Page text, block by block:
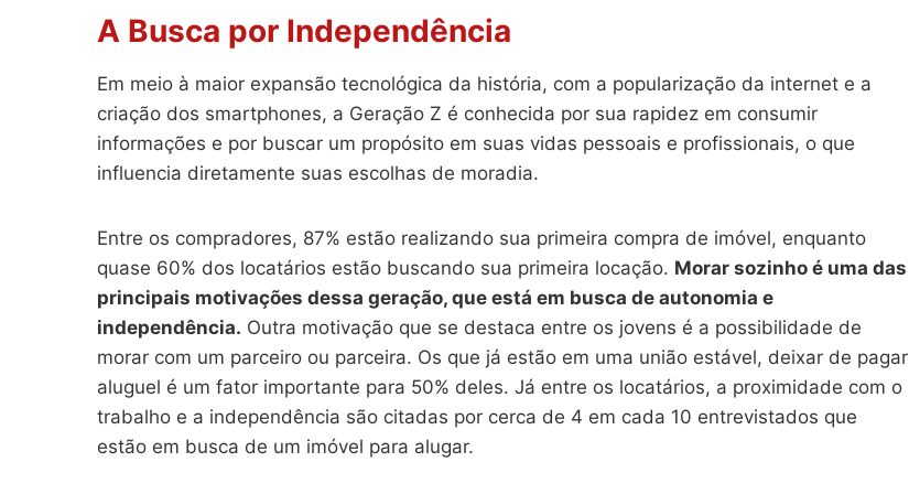
A Busca por Independência
Em meio à maior expansão tecnológica da história, com a popularização da internet e a
criação dos smartphones, a Geração Z é conhecida por sua rapidez em consumir
informações e por buscar um propósito em suas vidas pessoais e profissionais, o que
influencia diretamente suas escolhas de moradia.
Entre os compradores, 87% estão realizando sua primeira compra de imóvel, enquanto
quase 60% dos locatários estão buscando sua primeira locação. Morar sozinho é uma das
principais motivações dessa geração, que está em busca de autonomia e
independência. Outra motivação que se destaca entre os jovens é a possibilidade de
morar com um parceiro ou parceira. Os que já estão em uma união estável, deixar de pagar
aluguel é um fator importante para 50% deles. Já entre os locatários, a proximidade com o
trabalho e a independência são citadas por cerca de 4 em cada 10 entrevistados que
estão em busca de um imóvel para alugar.